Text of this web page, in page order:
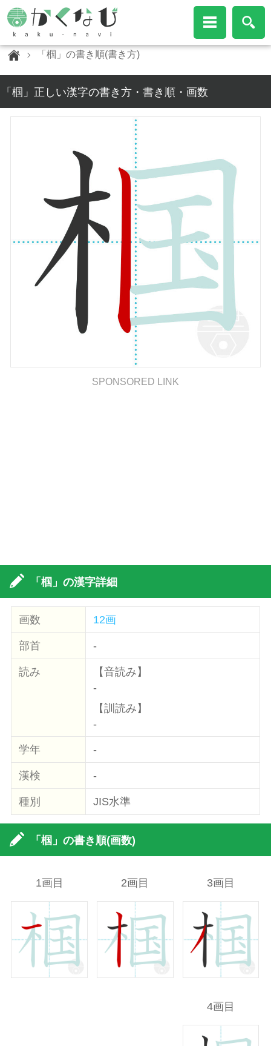
「椢」の書き順(書き方)
「椢」正しい漢字の書き方・書き順・画数
SPONSORED LINK
「椢」の漢字詳細
画数 12画
部首 -
読み
【音読み】
-
【訓読み】
-
学年 -
漢検 -
種別 JIS水準
「椢」の書き順(画数)
1画目 2画目 3画目
4画目